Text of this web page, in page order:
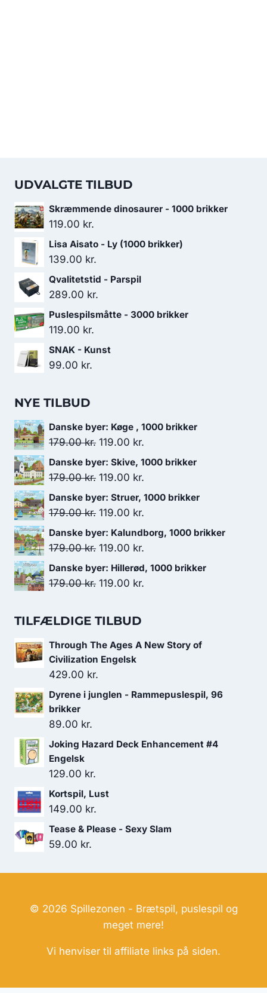
UDVALGTE TILBUD
Skræmmende dinosaurer - 1000 brikker
119.00 kr.
Lisa Aisato - Ly (1000 brikker)
139.00 kr.
Qvalitetstid - Parspil
289.00 kr.
Puslespilsmåtte - 3000 brikker
119.00 kr.
SNAK - Kunst
99.00 kr.
NYE TILBUD
Danske byer: Køge , 1000 brikker
179.00kr. Den
oprindelige
pris
179.00 kr..
119.00 kr.
aktuelle
Danske byer: Skive, 1000 brikker
179.00kr. Den
oprindelige
pris
179.00 kr..
119.00 kr.
aktuelle
119.00 kr..
Danske byer: Struer, 1000 brikker
179.00kr. Den
oprindelige
pris
179.00 kr..
119.00 kr.
aktuelle
119.00 kr..
Danske byer: Kalundborg, 1000 brikker
179.00kr. Den
oprindelige
pris
119.00 kr.
aktuelle
Danske byer: Hillerød, 1000 brikker
179.00kr. Den
pris
179.00 kr..
119.00 kr.
119.00 kr..
TILFÆLDIGE TILBUD
Through The Ages A New Story of
Civilization Engelsk
429.00 kr.
Dyrene i junglen - Rammepuslespil, 96
brikker
89.00 kr.
Joking Hazard Deck Enhancement #4
Engelsk
129.00 kr.
Kortspil, Lust
149.00 kr.
Tease & Please - Sexy Slam
59.00 kr.
© 2026 Spillezonen - Brætspil, puslespil og
meget mere!
Vi henviser til affiliate links på siden.